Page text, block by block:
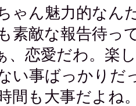
ゃん魅力的な
素敵な報告待っ
、恋愛だわ。楽
い事ばっかりだ
間も大事だよね